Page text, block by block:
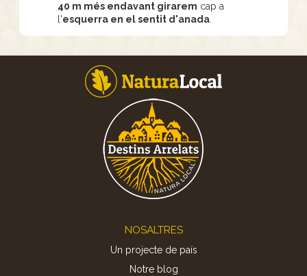
40 m més endavant girarem cap a
l'esquerra en el sentit d'anada
NOSALTRES
Un projecte de país
Notre blog